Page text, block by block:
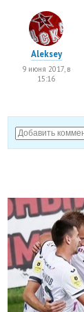
Aleksey
9 июня 2017, в
15:16